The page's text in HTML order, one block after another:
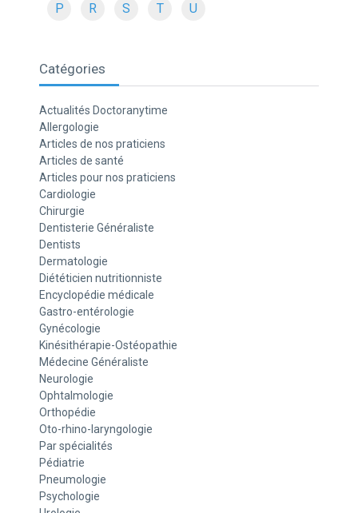
P R S T U
Catégories
Actualités Doctoranytime
Allergologie
Articles de nos praticiens
Articles de santé
Articles pour nos praticiens
Cardiologie
Chirurgie
Dentisterie Généraliste
Dentists
Dermatologie
Diététicien nutritionniste
Encyclopédie médicale
Gastro-entérologie
Gynécologie
Kinésithérapie-Ostéopathie
Médecine Généraliste
Neurologie
Ophtalmologie
Orthopédie
Oto-rhino-laryngologie
Par spécialités
Pédiatrie
Pneumologie
Psychologie